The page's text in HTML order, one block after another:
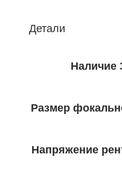
Детали
Наличие
Размер
Напряжение